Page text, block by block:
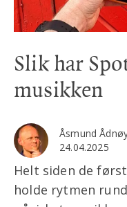
Slik har
musikken
Åsmund
24.04.2025
Helt siden de
holde rytmen